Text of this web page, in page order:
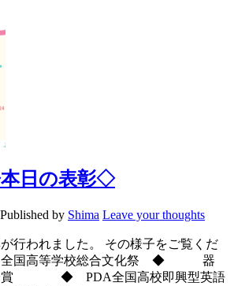
日の表彰◇
Published by Shima Leave your thoughts
行われました。 その様子をご覧くだ
全国高等学校総合文化祭 ◆ 器
会賞 ◆ PDA全国高校即興型英語